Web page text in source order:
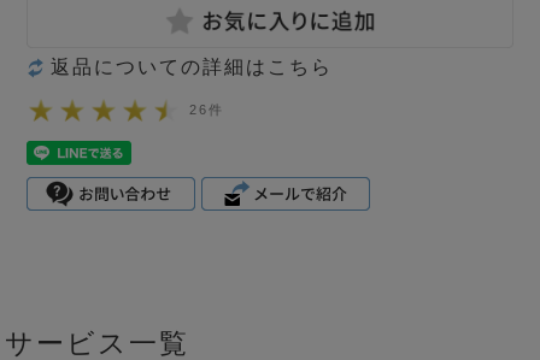
返品についての詳細はこちら
26件
サービス一覧